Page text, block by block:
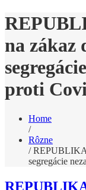
na zákaz
proti
Home
/
Rôzne
/ REPUBLIKA
segregácie